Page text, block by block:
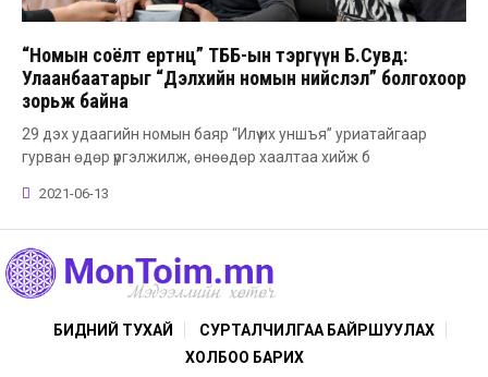
“Номын соёлт ертөнц” ТББ-ын тэргүүн Б.Сувд:
Улаанбаатарыг “Дэлхийн номын нийслэл” болгохоор
зорьж байна
29 дэх удаагийн номын баяр “Илүү их уншъя” уриатайгаар
гурван өдөр үргэлжилж, өнөөдөр хаалтаа хийж б
2021-06-13
БИДНИЙ ТУХАЙ
СУРТАЛЧИЛГАА БАЙРШУУЛАХ
ХОЛБОО БАРИХ